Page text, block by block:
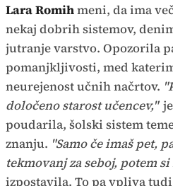
Lara Romihmeni, da ima
nekaj dobrih sistemov,
jutranje varstvo. Opozorila
pomanjkljivosti, med
neurejenost učnih načrtov.
določeno starost učencev,"
poudarila, šolski sistem
znanju. "Samo če imaš pet,
tekmovanj za seboj, potem
izpostavila. To pa vpliva